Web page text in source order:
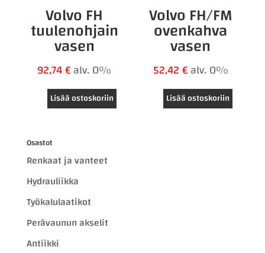
Volvo FH
tuulenohjain
vasen
92,74€alv. 0%
Lisää ostoskoriin
Volvo FH/FM
ovenkahva
vasen
52,42€alv. 0%
Lisää ostoskoriin
Osastot
Renkaat ja vanteet
Hydrauliikka
Työkalulaatikot
Perävaunun akselit
Antiikki